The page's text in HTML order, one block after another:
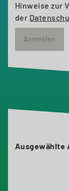
Hinweise zur
der
Anmelden
Ausgewählte